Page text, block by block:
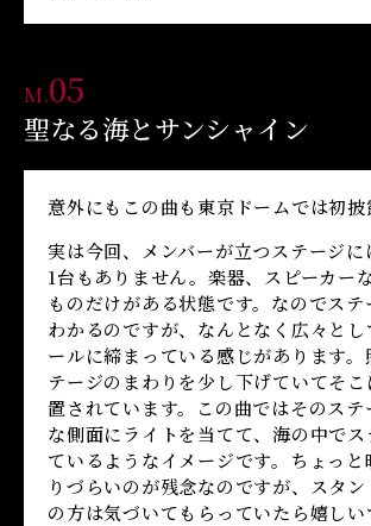
M.05
聖なる海とサンシャイン
意外にもこの曲も東京ドームでは初披
実は今回、メンバーが立つステージ
1台もありません。楽器、スピーカー
ものだけがある状態です。なのでステ
わかるのですが、なんとなく広々とし
ールに締まっている感じがあります。
テージのまわりを少し下げていてそ
置されています。この曲ではそのステ
な側面にライトを当てて、海の中で
ているようなイメージです。ちょっと
りづらいのが残念なのですが、スタ
の方は気づいてもらっていたら嬉しい